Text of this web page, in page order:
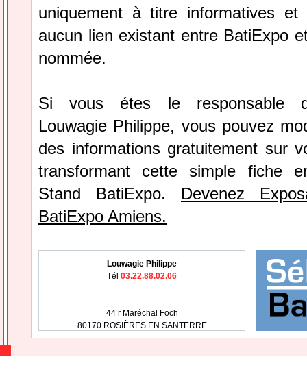
uniquement à titre informatives et
aucun lien existant entre BatiExpo
nommée.
Si vous étes le responsable
Louwagie Philippe, vous pouvez
des informations gratuitement sur
transformant cette simple fiche
Stand BatiExpo. Devenez
BatiExpo Amiens.
Louwagie Philippe
Tél 03.22.88.02.06
44 r Maréchal Foch
80170 ROSIÈRES EN SANTERRE